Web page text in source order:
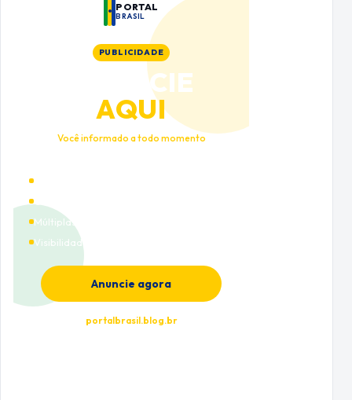
PORTAL
BRASIL
PUBLICIDADE
ANUNCIE
AQUI
Você informado a todo momento
Múltiplas categorias
Visibilidade premium
Anuncie agora
portalbrasil.blog.br